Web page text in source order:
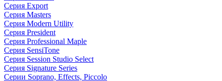
Серия Export
Серия Masters
Серия Modern Utility
Серия President
Серия Professional Maple
Серия SensiTone
Серия Session Studio Select
Серия Signature Series
Серии Soprano, Effects, Piccolo